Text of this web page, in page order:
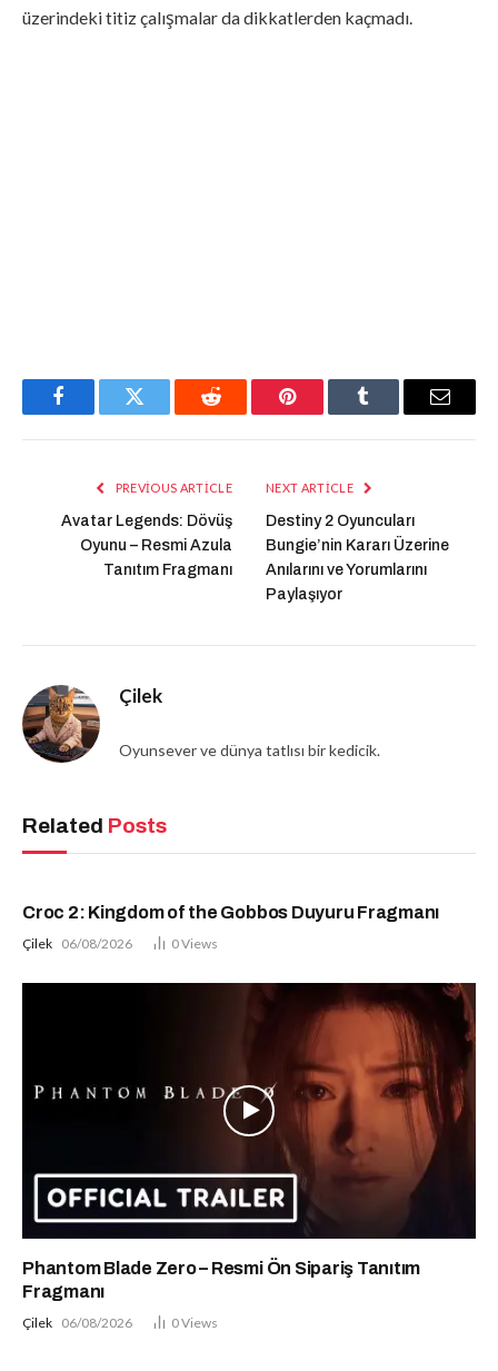
üzerindeki titiz çalışmalar da dikkatlerden kaçmadı.
FacebookTwitter Reddit Pinterest Tumblr Email
PREVIOUS ARTICLE
Avatar Legends: Dövüş
Oyunu – Resmi Azula
Tanıtım Fragmanı
NEXT ARTICLE
Destiny 2 Oyuncuları
Bungie’nin Kararı Üzerine
Anılarını ve Yorumlarını
Paylaşıyor
Çilek
Oyunsever ve dünya tatlısı bir kedicik.
Related Posts
Croc 2: Kingdom of the Gobbos Duyuru Fragmanı
Çilek 06/08/2026 0Views
Phantom Blade Zero – Resmi Ön Sipariş Tanıtım
Fragmanı
Çilek 06/08/2026 0Views